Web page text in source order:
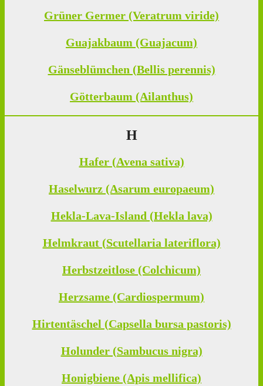
Grüner Germer (Veratrum viride)
Guajakbaum (Guajacum)
Gänseblümchen (Bellis perennis)
Götterbaum (Ailanthus)
H
Hafer (Avena sativa)
Haselwurz (Asarum europaeum)
Hekla-Lava-Island (Hekla lava)
Helmkraut (Scutellaria lateriflora)
Herbstzeitlose (Colchicum)
Herzsame (Cardiospermum)
Hirtentäschel (Capsella bursa pastoris)
Holunder (Sambucus nigra)
Honigbiene (Apis mellifica)